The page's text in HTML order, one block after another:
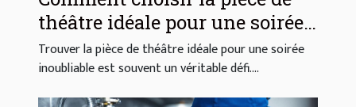
théâtre idéale pour une soirée
réussie ?
Trouver la pièce de théâtre idéale pour une soirée
inoubliable est souvent un véritable défi....